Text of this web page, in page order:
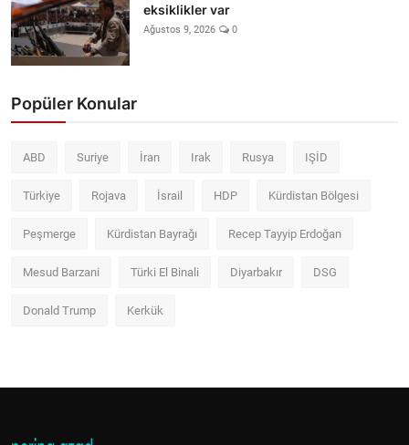
eksiklikler var
Ağustos 9, 2026 0
Popüler Konular
ABD Suriye İran Irak Rusya IŞİD
Türkiye Rojava İsrail HDP Kürdistan Bölgesi
Peşmerge Kürdistan Bayrağı Recep Tayyip Erdoğan
Mesud Barzani Türki El Binali Diyarbakır DSG
Donald Trump Kerkük